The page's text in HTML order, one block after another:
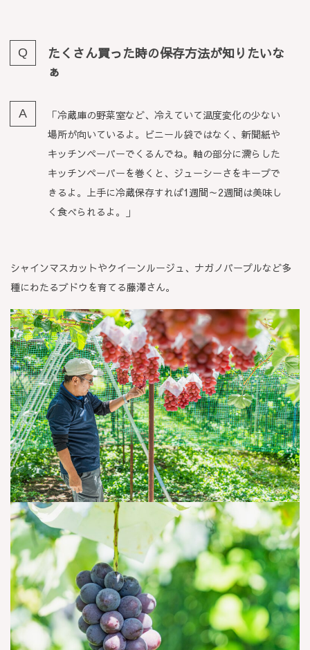
たくさん買った時の保存方法が知りたいな
ぁ
「冷蔵庫の野菜室など、冷えていて温度変化の少ない
場所が向いているよ。ビニール袋ではなく、新聞紙や
キッチンペーパーでくるんでね。軸の部分に濡らした
キッチンペーパーを巻くと、ジューシーさをキープで
きるよ。上手に冷蔵保存すれば1週間～2週間は美味し
く食べられるよ。」
シャインマスカットやクイーンルージュ、ナガノパープルなど多
種にわたるブドウを育てる藤澤さん。